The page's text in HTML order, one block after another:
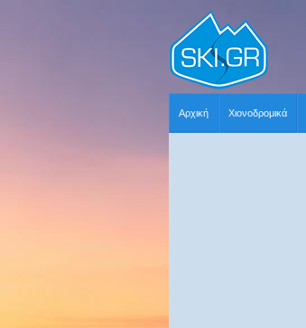
Αρχική Χιονοδρομικά